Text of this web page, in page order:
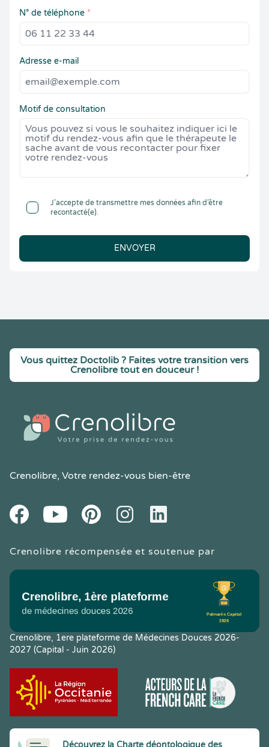
N° de téléphone *
Adresse e-mail
Motif de consultation
J’accepte de transmettre mes données afin d’être
recontacté(e).
ENVOYER
Vous quittez Doctolib ? Faites votre transition vers
Crenolibre tout en douceur !
Crenolibre, Votre rendez-vous bien-être
FacebookYoutube PinteresetInstagramLinkedIn
Crenolibre récompensée et soutenue par
Crenolibre, 1ere plateforme de Médecines Douces 2026-
2027 (Capital - Juin 2026)
Découvrez la Charte déontologique des